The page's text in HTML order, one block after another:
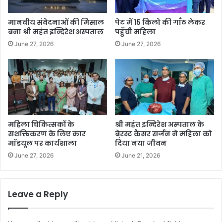
मानवीय संवेदनाओं की मिसाल
बना श्री महंत इन्दिरेश अस्पताल
June 27, 2026
पेट में 15 किलो की गाँठ लेकर
पहुँची महिला
June 27, 2026
महिला चिकित्सकों के
सशक्तिकरण के लिए कार
माॅडयूल पर कार्यशाला
June 27, 2026
श्री महंत इन्दिरेश अस्पताल के
बे्रस्ट कैंसर सर्जन ने महिला को
दिया नया जीवन
June 21, 2026
Leave a Reply